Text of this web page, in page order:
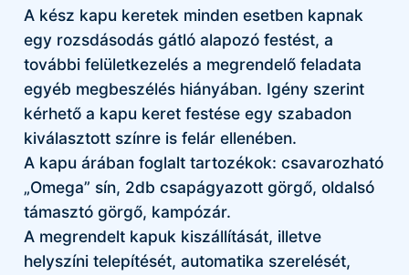
A kész kapu keretek minden esetben kapnak
egy rozsdásodás gátló alapozó festést, a
további felületkezelés a megrendelő feladata
egyéb megbeszélés hiányában. Igény szerint
kérhető a kapu keret festése egy szabadon
kiválasztott színre is felár ellenében.
A kapu árában foglalt tartozékok: csavarozható
„Omega” sín, 2db csapágyazott görgő, oldalsó
támasztó görgő, kampózár.
A megrendelt kapuk kiszállítását, illetve
helyszíni telepítését, automatika szerelését,